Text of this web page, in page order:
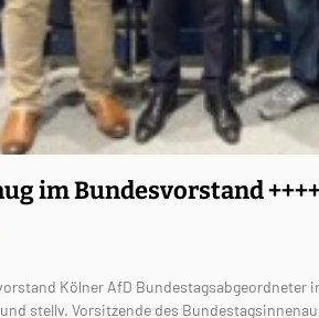
im Bundesvorstand
Kölner AfD Bundestagsabgeordneter
stellv. Vorsitzende des